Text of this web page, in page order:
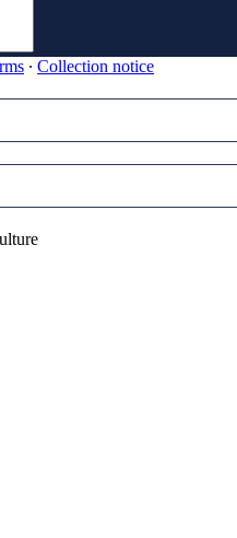
∙ Collection notice